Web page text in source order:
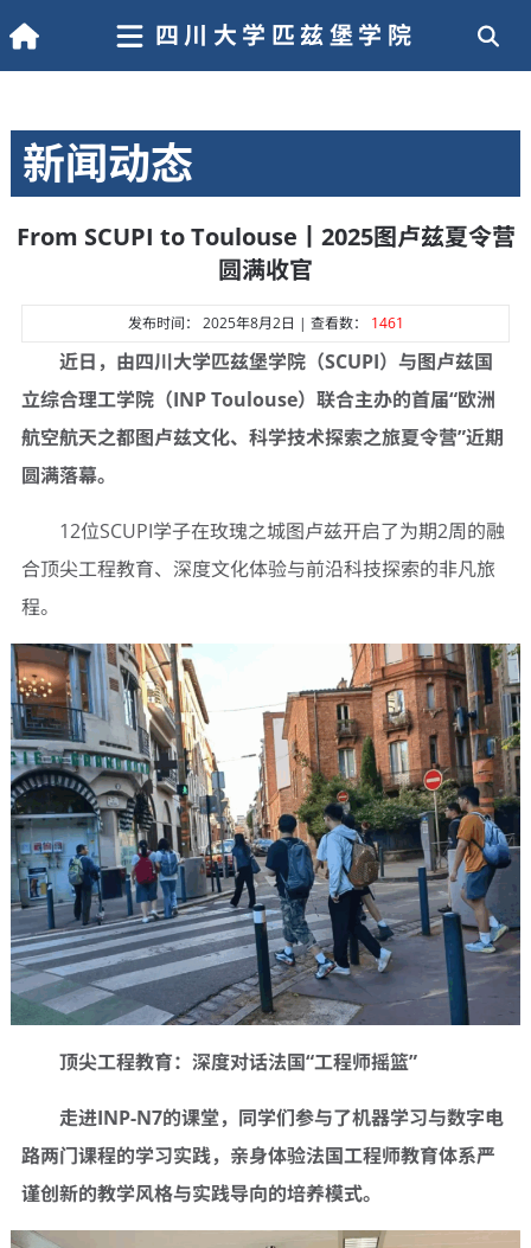
四川大学匹兹堡学院
新闻动态
From SCUPI to Toulouse丨2025图卢兹夏令营
圆满收官
发布时间： 2025年8月2日 | 查看数： 1461
近日，由四川大学匹兹堡学院（SCUPI）与图卢兹国
立综合理工学院（INP Toulouse）联合主办的首届“欧洲
航空航天之都图卢兹文化、科学技术探索之旅夏令营”近期
圆满落幕。
12位SCUPI学子在玫瑰之城图卢兹开启了为期2周的融
合顶尖工程教育、深度文化体验与前沿科技探索的非凡旅
程。
顶尖工程教育：深度对话法国“工程师摇篮”
走进INP-N7的课堂，同学们参与了机器学习与数字电
路两门课程的学习实践，亲身体验法国工程师教育体系严
谨创新的教学风格与实践导向的培养模式。